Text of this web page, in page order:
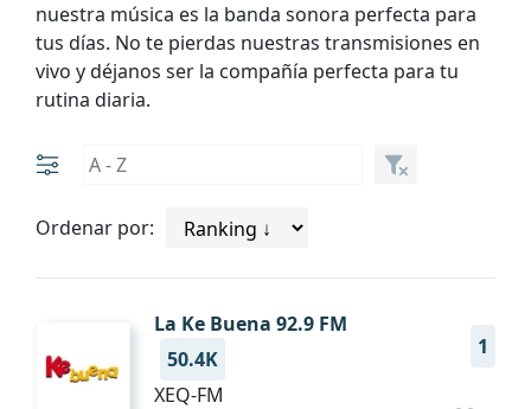
nuestra música es la banda sonora perfecta para
tus días. No te pierdas nuestras transmisiones en
vivo y déjanos ser la compañía perfecta para tu
rutina diaria.
Ordenar por:
La Ke Buena 92.9 FM
1
50.4K
XEQ-FM